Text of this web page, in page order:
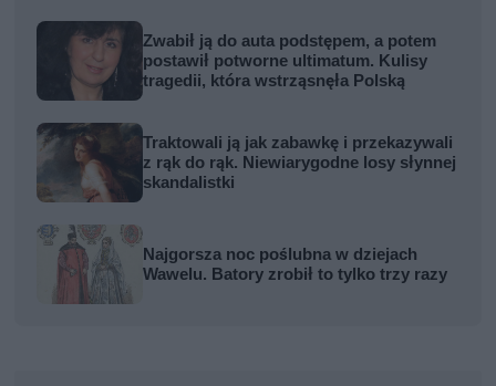
Zwabił ją do auta podstępem, a potem
postawił potworne ultimatum. Kulisy
tragedii, która wstrząsnęła Polską
Traktowali ją jak zabawkę i przekazywali
z rąk do rąk. Niewiarygodne losy słynnej
skandalistki
Najgorsza noc poślubna w dziejach
Wawelu. Batory zrobił to tylko trzy razy